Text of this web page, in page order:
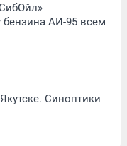
бензина АИ-95 всем
Синоптики